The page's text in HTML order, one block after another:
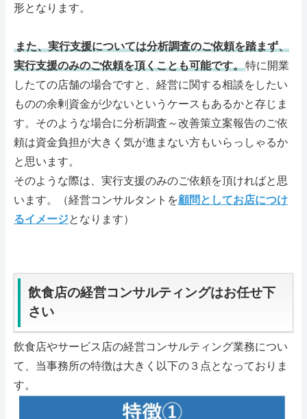
形となります。
また、実行支援については分析調査のご依頼を踏まず、
実行支援のみのご依頼を頂くことも可能です。特に開業
したての店舗の場合ですと、経営に関する相談をしたい
ものの余剰資金が少ないというケースもあるかと存じま
す。そのような場合に分析調査～改善策立案報告のご依
頼は資金負担が大きく気が進まない方もいらっしゃるか
と思います。
そのような際は、実行支援のみのご依頼を頂ければと思
います。（経営コンサルタントを顧問としてお店につけ
るイメージとなります）
飲食店の経営コンサルティングはお任せ下
さい
飲食店やサービス店の経営コンサルティング業務につい
て、当事務所の特徴は大きく以下の３点となっておりま
す。